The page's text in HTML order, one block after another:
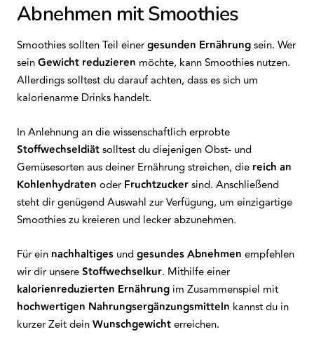
Abnehmen mit Smoothies
Smoothies sollten Teil einergesunden Ernährungsein. Wer
seinGewicht reduzieren möchte, kann Smoothies nutzen.
Allerdings solltest du darauf achten, dass es sich um
kalorienarme Drinks handelt.
In Anlehnung an die wissenschaftlich erprobte
Stoffwechseldiätsolltest du diejenigen Obst- und
Gemüsesorten aus deiner Ernährung streichen, die reich an
Kohlenhydraten oder Fruchtzuckersind. Anschließend
steht dir genügend Auswahl zur Verfügung, um einzigartige
Smoothies zu kreieren und lecker abzunehmen.
Für ein nachhaltiges undgesundes Abnehmen empfehlen
wir dir unsereStoffwechselkur. Mithilfe einer
kalorienreduzierten Ernährung im Zusammenspiel mit
hochwertigen Nahrungsergänzungsmitteln kannst du in
kurzer Zeit deinWunschgewichterreichen.